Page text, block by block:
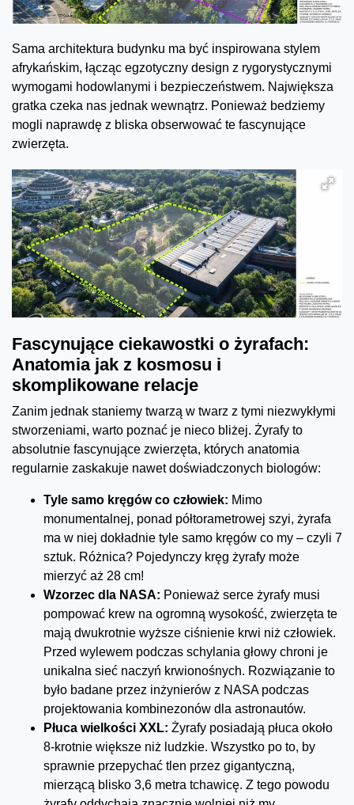
Sama architektura budynku ma być inspirowana stylem
afrykańskim, łącząc egzotyczny design z rygorystycznymi
wymogami hodowlanymi i bezpieczeństwem. Największa
gratka czeka nas jednak wewnątrz. Ponieważ bedziemy
mogli naprawdę z bliska obserwować te fascynujące
zwierzęta.
Fascynujące ciekawostki o żyrafach:
Anatomia jak z kosmosu i
skomplikowane relacje
Zanim jednak staniemy twarzą w twarz z tymi niezwykłymi
stworzeniami, warto poznać je nieco bliżej. Żyrafy to
absolutnie fascynujące zwierzęta, których anatomia
regularnie zaskakuje nawet doświadczonych biologów:
Tyle samo kręgów co człowiek: Mimo
monumentalnej, ponad półtorametrowej szyi, żyrafa
ma w niej dokładnie tyle samo kręgów co my – czyli 7
sztuk. Różnica? Pojedynczy kręg żyrafy może
mierzyć aż 28 cm!
Wzorzec dla NASA: Ponieważ serce żyrafy musi
pompować krew na ogromną wysokość, zwierzęta te
mają dwukrotnie wyższe ciśnienie krwi niż człowiek.
Przed wylewem podczas schylania głowy chroni je
unikalna sieć naczyń krwionośnych. Rozwiązanie to
było badane przez inżynierów z NASA podczas
projektowania kombinezonów dla astronautów.
Płuca wielkości XXL: Żyrafy posiadają płuca około
8-krotnie większe niż ludzkie. Wszystko po to, by
sprawnie przepychać tlen przez gigantyczną,
mierzącą blisko 3,6 metra tchawicę. Z tego powodu